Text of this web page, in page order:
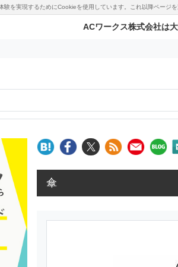
験を実現するためにCookieを使用しています。これ以降ペー
ACワークス株式会社は
傘